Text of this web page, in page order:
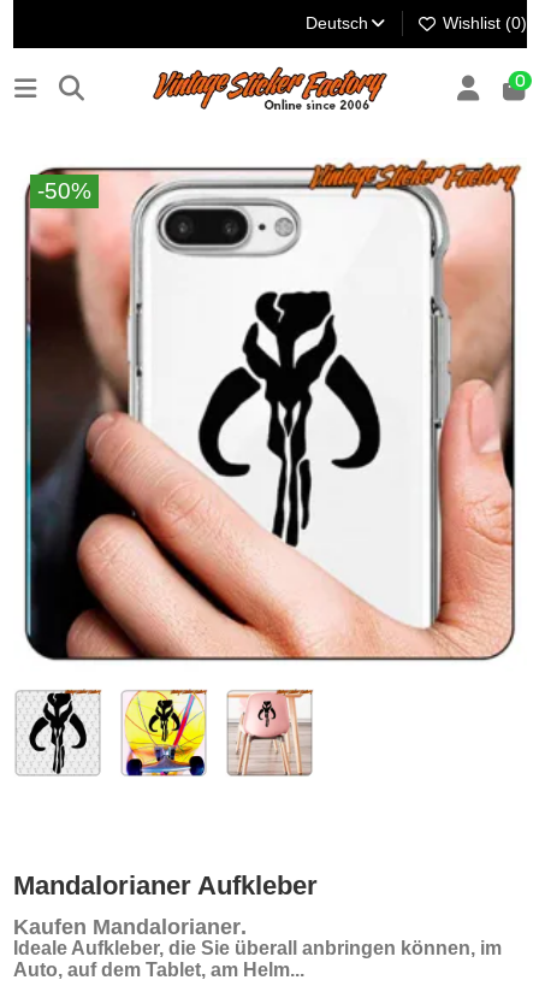
Deutsch Wishlist (0)
0
-50%
Mandalorianer Aufkleber
Kaufen Mandalorianer.
Ideale Aufkleber, die Sie überall anbringen können, im
Auto, auf dem Tablet, am Helm...